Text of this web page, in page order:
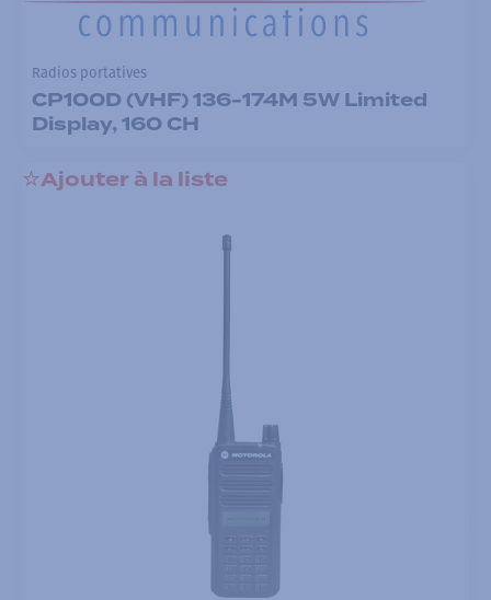
Radios portatives
CP100D (VHF) 136-174M 5W Limited
Display, 160 CH
Ajouter à la liste